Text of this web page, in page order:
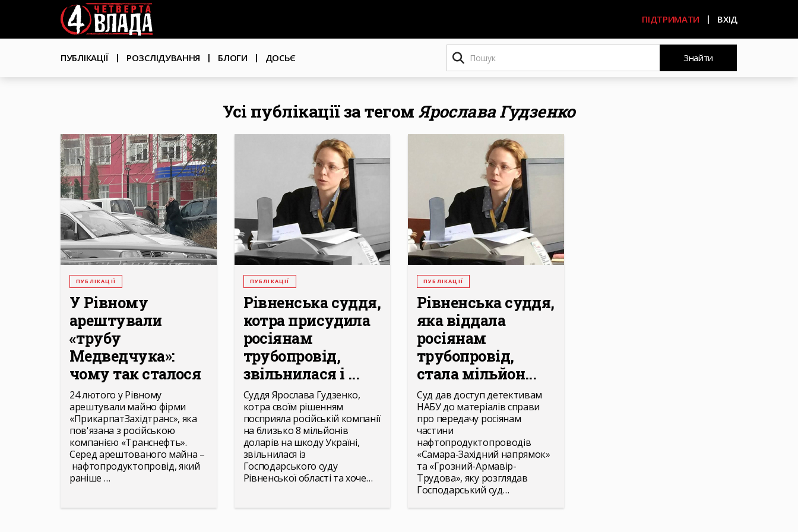
вмісту
User
account
menu
ПІДТРИМАТИ ВХІД
Основна
навіґація
ПУБЛІКАЦІЇ РОЗСЛІДУВАННЯ БЛОГИ ДОСЬЄ
Пошук
Знайти
Усі публікації за тегом Ярослава Гудзенко
ПУБЛІКАЦІЇ
У Рівному
арештували
«трубу
Медведчука»:
чому так сталося
24 лютого у Рівному
арештували майно фірми
«ПрикарпатЗахідтранс», яка
пов'язана з російською
компанією «Транснефть».
Серед арештованого майна –
нафтопродуктопровід, який
раніше …
ПУБЛІКАЦІЇ
Рівненська суддя,
котра присудила
росіянам
трубопровід,
звільнилася і ...
Суддя Ярослава Гудзенко,
котра своїм рішенням
посприяла російській компанії
на близько 8 мільйонів
доларів на шкоду Україні,
звільнилася із
Господарського суду
Рівненської області та хоче…
ПУБЛІКАЦІЇ
Рівненська суддя,
яка віддала
росіянам
трубопровід,
стала мільйон...
Суд дав доступ детективам
НАБУ до матеріалів справи
про передачу росіянам
частини
нафтопродуктопроводів
«Самара-Західний напрямок»
та «Грозний-Армавір-
Трудова», яку розглядав
Господарський суд…